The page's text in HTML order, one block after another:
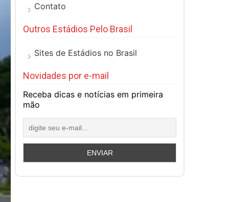
Contato
Outros Estádios Pelo Brasil
Sites de Estádios no Brasil
Novidades por e-mail
Receba dicas e notícias em primeira
mão